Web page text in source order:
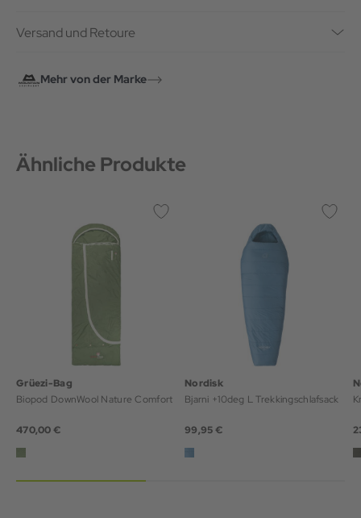
Versand und Retoure
Mehr von der Marke
Ähnliche Produkte
Grüezi-Bag
Biopod DownWool Nature Comfort
470,00 €
Nordisk
Bjarni +10deg L Trekkingschlafsack
99,95 €